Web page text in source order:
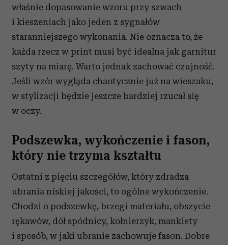
właśnie dopasowanie wzoru przy szwach
i kieszeniach jako jeden z sygnałów
staranniejszego wykonania. Nie oznacza to, że
każda rzecz w print musi być idealna jak garnitur
szyty na miarę. Warto jednak zachować czujność.
Jeśli wzór wygląda chaotycznie już na wieszaku,
w stylizacji będzie jeszcze bardziej rzucał się
w oczy.
Podszewka, wykończenie i fason,
który nie trzyma kształtu
Ostatni z pięciu szczegółów, który zdradza
ubrania niskiej jakości, to ogólne wykończenie.
Chodzi o podszewkę, brzegi materiału, obszycie
rękawów, dół spódnicy, kołnierzyk, mankiety
i sposób, w jaki ubranie zachowuje fason. Dobre